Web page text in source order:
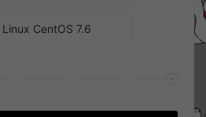
Linux CentOS 7.6